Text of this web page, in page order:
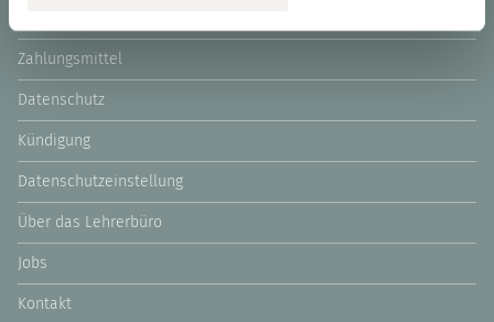
Zahlungsmittel
Datenschutz
Kündigung
Datenschutzeinstellung
Über das Lehrerbüro
Jobs
Kontakt